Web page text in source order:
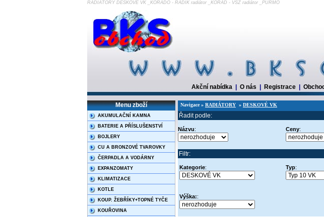
RADIÁTORY DESKOVÉ VK _KORADO - RADIK radiátor _KORAD - VSŽ radiátor _PURMO
Akční nabídka O nás Registrace
Menu zboží
AKUMULAČNÍ KAMNA
BATERIE A PŘÍSLUŠENSTVÍ
BOJLERY
CU A BRONZOVÉ TVAROVKY
ČERPADLA A VODÁRNY
EXPANZOMATY
KLIMATIZACE
KOTLE
KOUP. ŽEBŘÍKY+TOPNÉ TYČE
KOUŘOVINA
Navigace » RADIÁTORY » DESKOVÉ VK
Řadit podle:
Názvu: Ceny:
Filtr:
Kategorie: Typ:
Výška::